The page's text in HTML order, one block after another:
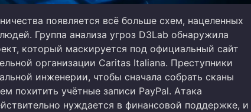
появляется всё больше схем, нацеленных
Группа анализа угроз D3Lab обнаружила
который маскируется под официальный сайт
организации Caritas Italiana. Преступники
инженерии, чтобы сначала собрать сканы
похитить учётные записи PayPal. Атака
нуждается в финансовой поддержке, и